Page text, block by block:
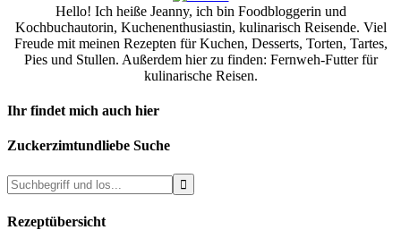
Hello! Ich heiße Jeanny, ich bin Foodbloggerin und
Kochbuchautorin, Kuchenenthusiastin, kulinarisch Reisende. Viel
Freude mit meinen Rezepten für Kuchen, Desserts, Torten, Tartes,
Pies und Stullen. Außerdem hier zu finden: Fernweh-Futter für
kulinarische Reisen.
Ihr findet mich auch hier
Zuckerzimtundliebe Suche
Rezeptübersicht